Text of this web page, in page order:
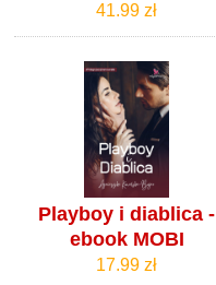
41.99 zł
Playboy i diablica -
ebook MOBI
17.99 zł